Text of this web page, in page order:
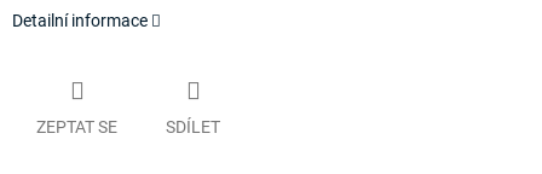
Detailní informace
ZEPTAT SE SDÍLET